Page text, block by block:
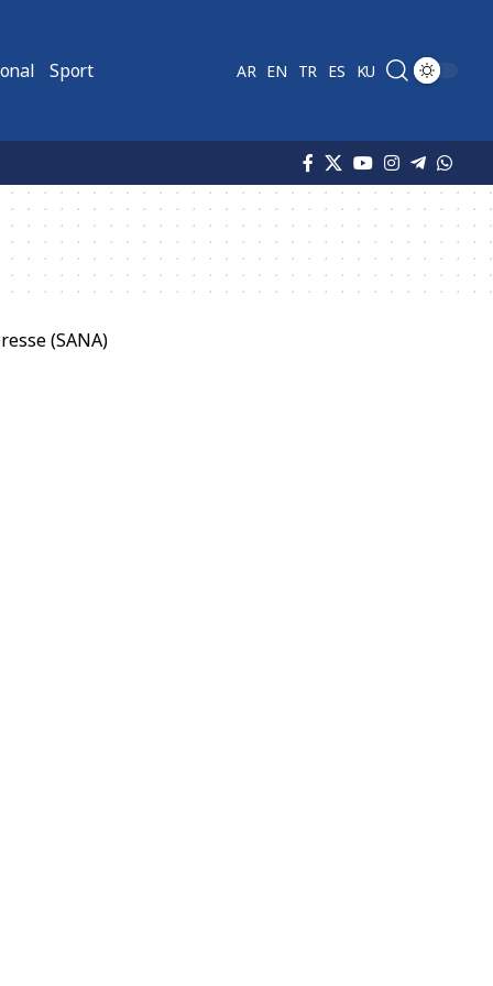
Sport AR EN TR ES KU